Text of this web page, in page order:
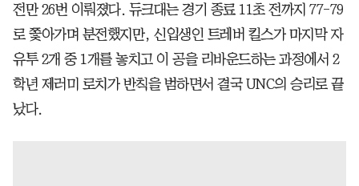
전만 26번 이뤄졌다. 듀크대는 경기 종료 11초 전까지 77-79
로 쫓아가며 분전했지만, 신입생인 트레버 킬스가 마지막 자
유투 2개 중 1개를 놓치고 이 공을 리바운드하는 과정에서 2
학년 제러미 로치가 반칙을 범하면서 결국 UNC의 승리로 끝
났다.